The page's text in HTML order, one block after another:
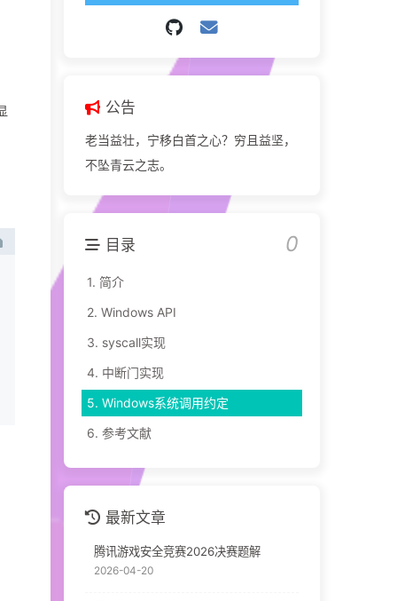
公告
老当益壮，宁移白首之心？穷且益坚，
不坠青云之志。
目录 0
1. 简介
2. Windows API
3. syscall实现
4. 中断门实现
5. Windows系统调用约定
6. 参考文献
最新文章
腾讯游戏安全竞赛2026决赛题解
2026-04-20